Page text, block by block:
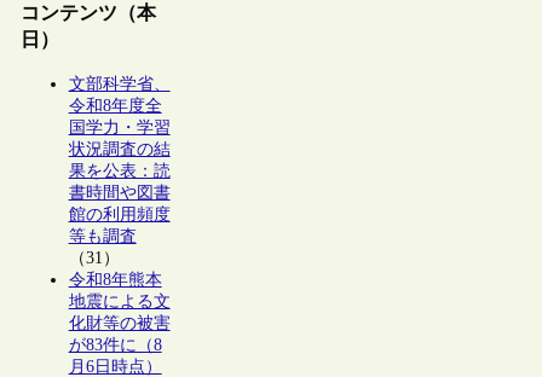
コンテンツ（本
日）
文部科学省、
令和8年度全
国学力・学習
状況調査の結
果を公表：読
書時間や図書
館の利用頻度
等も調査
（31）
令和8年熊本
地震による文
化財等の被害
が83件に（8
月6日時点）